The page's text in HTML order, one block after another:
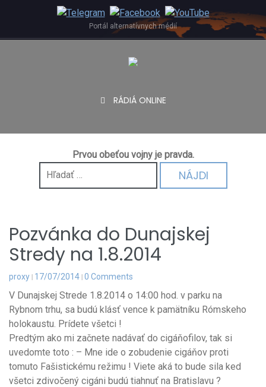
Portál alternatívnych médií
RÁDIÁ ONLINE
Prvou obeťou vojny je pravda.
Hľadať:
Pozvánka do Dunajskej
Stredy na 1.8.2014
proxy 17/07/2014 0 Comments
V Dunajskej Strede 1.8.2014 o 14:00 hod. v parku na
Rybnom trhu, sa budú klásť vence k pamätníku Rómskeho
holokaustu. Prídete všetci !
Predtým ako mi začnete nadávať do cigáňofilov, tak si
uvedomte toto : – Mne ide o zobudenie cigáňov proti
tomuto Fašistickému režimu ! Viete aká to bude sila ked
všetci zdivočený cigáni budú tiahnuť na Bratislavu ?